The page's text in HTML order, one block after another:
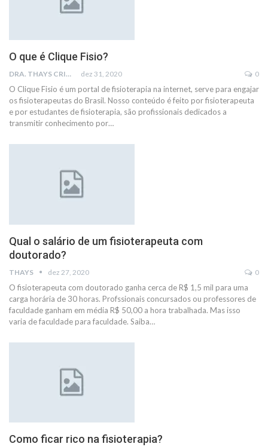
O que é Clique Fisio?
DRA. THAYS CRISTINA RODRIGUES dez 31, 2020 0
O Clique Fisio é um portal de fisioterapia na internet, serve para engajar
os fisioterapeutas do Brasil. Nosso conteúdo é feito por fisioterapeuta
e por estudantes de fisioterapia, são profissionais dedicados a
transmitir conhecimento por…
Qual o salário de um fisioterapeuta com
doutorado?
THAYS dez 27, 2020 0
O fisioterapeuta com doutorado ganha cerca de R$ 1,5 mil para uma
carga horária de 30 horas. Profssionais concursados ou professores de
faculdade ganham em média R$ 50,00 a hora trabalhada. Mas isso
varia de faculdade para faculdade. Saiba…
Como ficar rico na fisioterapia?